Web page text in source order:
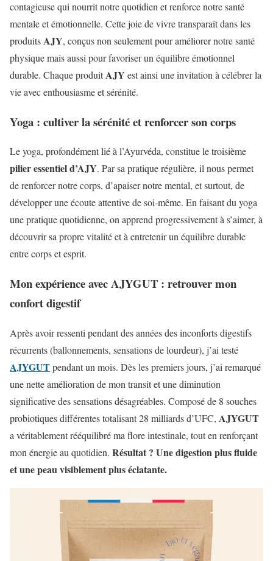
contagieuse qui nourrit notre quotidien et renforce notre santé
mentale et émotionnelle. Cette joie de vivre transparaît dans les
produitsAJY, conçus non seulement pour améliorer notre santé
physique mais aussi pour favoriser un équilibre émotionnel
durable. Chaque produitAJY est ainsi une invitation à célébrer la
vie avec enthousiasme et sérénité.
Yoga : cultiver la sérénité et renforcer son corps
Le yoga, profondément lié à l’Ayurvéda, constitue le troisième
pilier essentiel d’AJY. Par sa pratique régulière, il nous permet
de renforcer notre corps, d’apaiser notre mental, et surtout, de
développer une écoute attentive de soi-même. En faisant du yoga
une pratique quotidienne, on apprend progressivement à s’aimer, à
découvrir sa propre vitalité et à entretenir un équilibre durable
entre corps et esprit.
Mon expérience avec AJYGUT : retrouver mon
confort digestif
Après avoir ressenti pendant des années des inconforts digestifs
récurrents (ballonnements, sensations de lourdeur), j’ai testé
AJYGUTpendant un mois. Dès les premiers jours, j’ai remarqué
une nette amélioration de mon transit et une diminution
significative des sensations désagréables. Composé de 8 souches
probiotiques différentes totalisant 28 milliards d’UFC, AJYGUT
a véritablement rééquilibré ma flore intestinale, tout en renforçant
mon énergie au quotidien. Résultat ? Une digestion plus fluide
et une peau visiblement plus éclatante.